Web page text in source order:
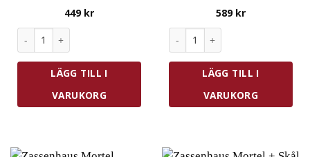
449 kr
Tala Mortel Granit mängd
LÄGG TILL I
VARUKORG
589 kr
AdHoc Camo 6 Mortel Ø 6 cm
LÄGG TILL I
VARUKORG